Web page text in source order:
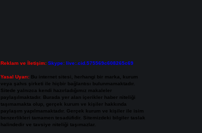
Reklam ve İletişim: Skype: live:.cid.575569c608265c69
Yasal Uyarı: Bu internet sitesi, herhangi bir marka, kurum
veya şahıs şirketi ile hiçbir bağlantısı bulunmamaktadır.
Sitede yalnızca kendi hazırladığımız makaleler
paylaşılmaktadır. Burada yer alan içerikler haber niteliği
taşımamakta olup, gerçek kurum ve kişiler hakkında
paylaşım yapılmamaktadır. Gerçek kurum ve kişiler ile isim
benzerlikleri tamamen tesadüfidir. Sitemizdeki bilgiler taslak
halindedir ve tavsiye niteliği taşımazlar.